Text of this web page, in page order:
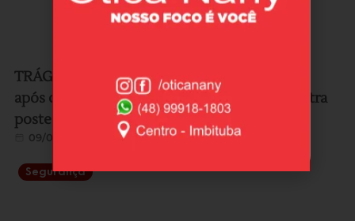
TRÁGICO: Mulher morre e duas ficam feridas
após carro sair da pista na SC-436 e bater contra
poste em Laguna
09/08/2026
Segurança